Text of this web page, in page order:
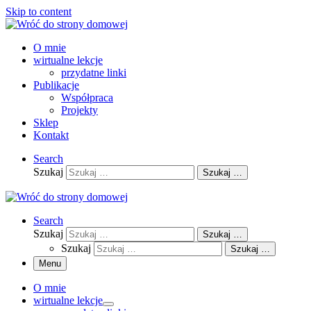
Skip to content
O mnie
wirtualne lekcje
przydatne linki
Publikacje
Współpraca
Projekty
Sklep
Kontakt
Search
Szukaj
Szukaj …
Search
Szukaj
Szukaj …
Szukaj
Szukaj …
Menu
O mnie
wirtualne lekcje